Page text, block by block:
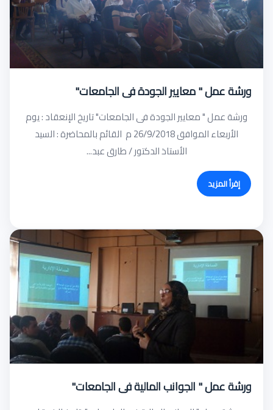
ورشة عمل " معايير الجودة فى الجامعات"
ورشة عمل " معايير الجودة فى الجامعات" تاريخ الإنعقاد : يوم
الأربعاء الموافق 26/9/2018 م القائم بالمحاضرة : السيد
الأستاذ الدكتور / طارق عبد...
إقرأ المزيد
ورشة عمل " الجوانب المالية فى الجامعات"